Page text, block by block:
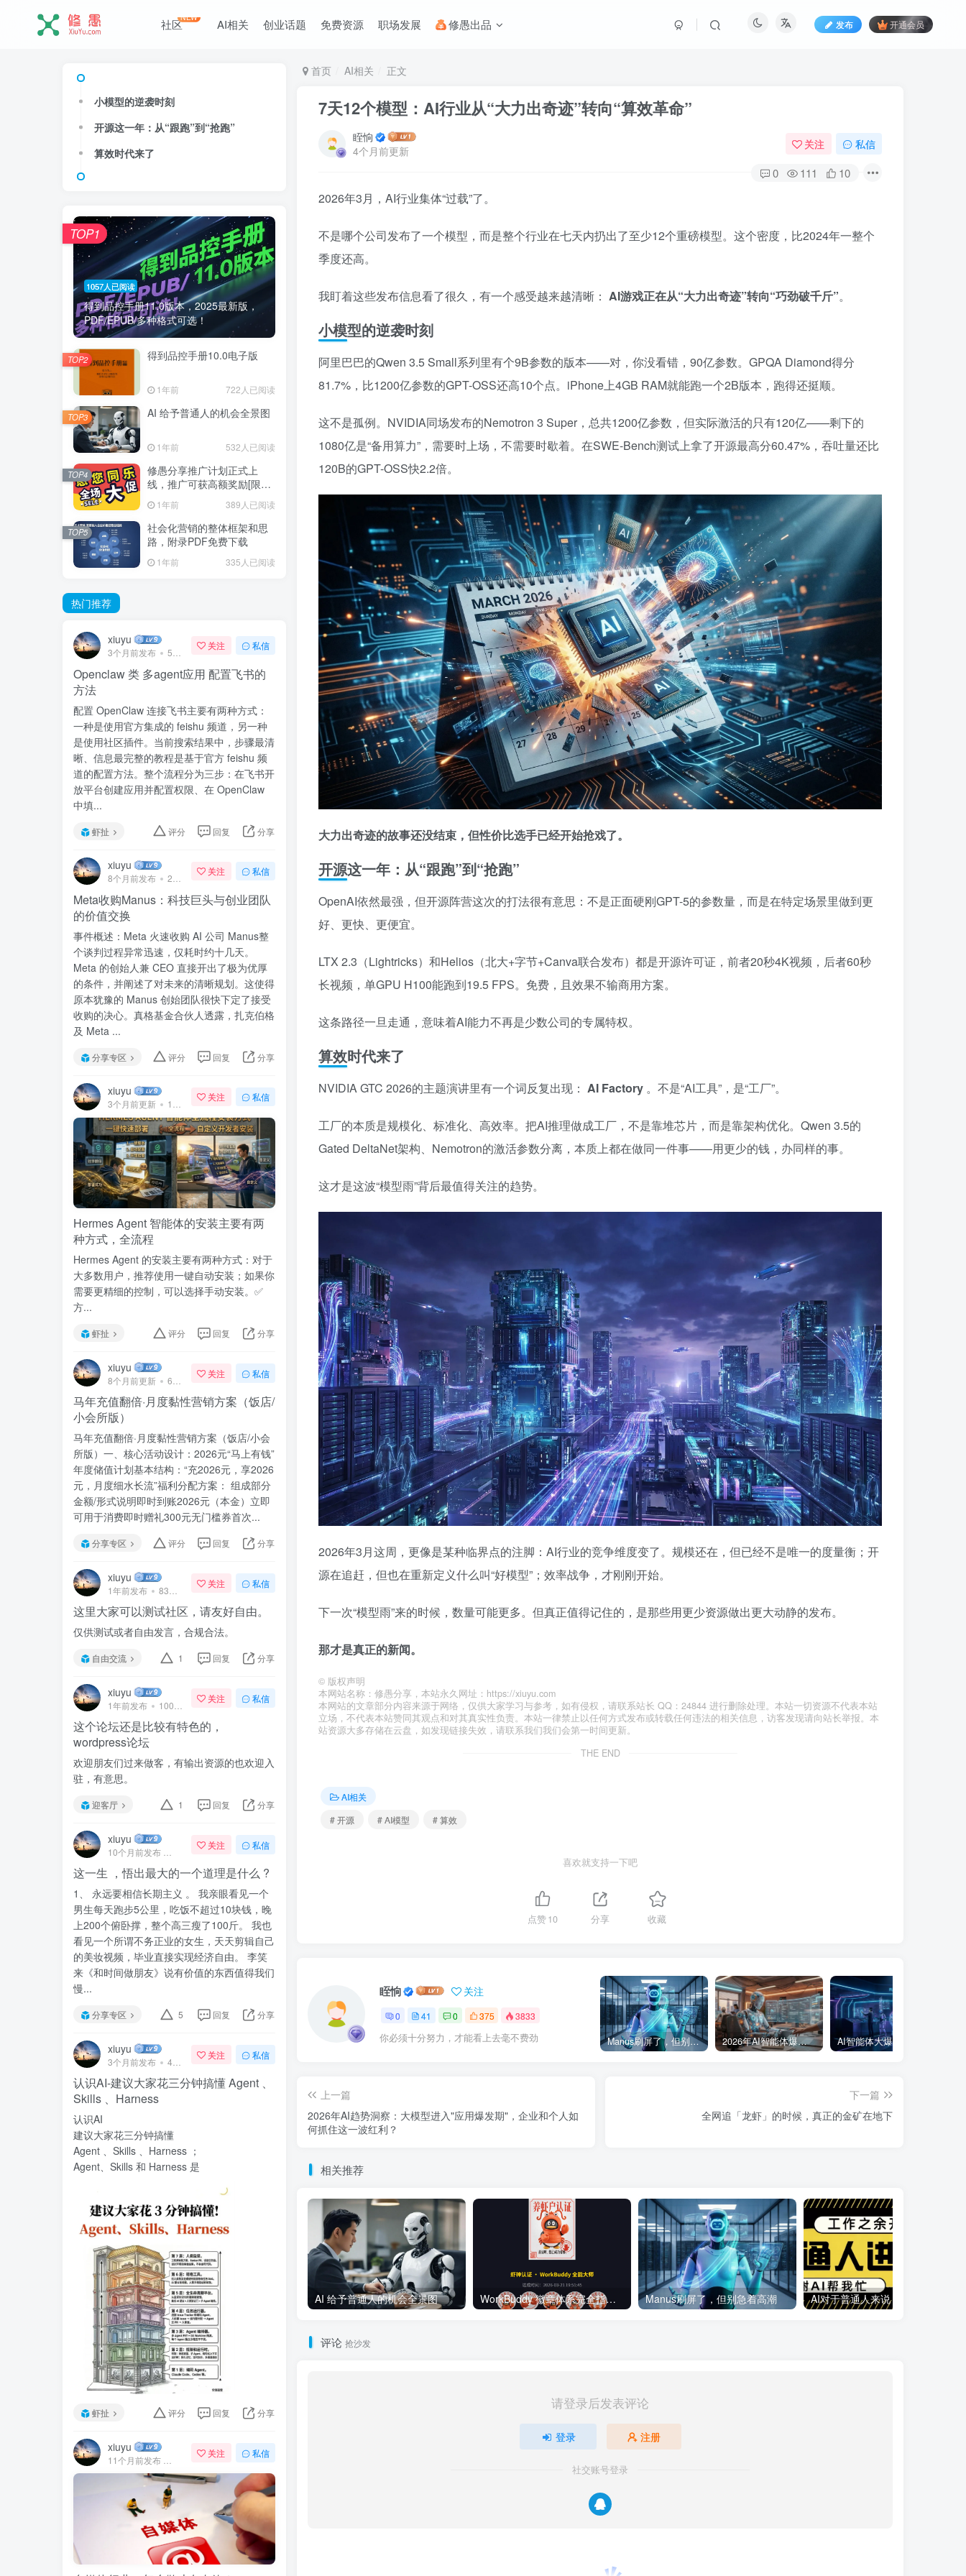
社区NEW AI相关 创业话题 免费资源 职场发展 修愚出品 发布 开通会员
首页 AI相关 正文
7天12个模型：AI行业从“大力出奇迹”转向“算效革命”
眰恦
4个月前更新
关注 私信
0 111 10
2026年3月，AI行业集体“过载”了。
不是哪个公司发布了一个模型，而是整个行业在七天内扔出了至少12个重磅模型。这个密度，比2024年一整个
季度还高。
我盯着这些发布信息看了很久，有一个感受越来越清晰： AI游戏正在从“大力出奇迹”转向“巧劲破千斤”。
小模型的逆袭时刻
阿里巴巴的Qwen 3.5 Small系列里有个9B参数的版本——对，你没看错，90亿参数。GPQA Diamond得分
81.7%，比1200亿参数的GPT-OSS还高10个点。iPhone上4GB RAM就能跑一个2B版本，跑得还挺顺。
这不是孤例。NVIDIA同场发布的Nemotron 3 Super，总共1200亿参数，但实际激活的只有120亿——剩下的
1080亿是“备用算力”，需要时上场，不需要时歇着。在SWE-Bench测试上拿了开源最高分60.47%，吞吐量还比
120B的GPT-OSS快2.2倍。
大力出奇迹的故事还没结束，但性价比选手已经开始抢戏了。
开源这一年：从“跟跑”到“抢跑”
OpenAI依然最强，但开源阵营这次的打法很有意思：不是正面硬刚GPT-5的参数量，而是在特定场景里做到更
好、更快、更便宜。
LTX 2.3（Lightricks）和Helios（北大+字节+Canva联合发布）都是开源许可证，前者20秒4K视频，后者60秒
长视频，单GPU H100能跑到19.5 FPS。免费，且效果不输商用方案。
这条路径一旦走通，意味着AI能力不再是少数公司的专属特权。
算效时代来了
NVIDIA GTC 2026的主题演讲里有一个词反复出现： AI Factory 。不是“AI工具”，是“工厂”。
工厂的本质是规模化、标准化、高效率。把AI推理做成工厂，不是靠堆芯片，而是靠架构优化。Qwen 3.5的
Gated DeltaNet架构、Nemotron的激活参数分离，本质上都在做同一件事——用更少的钱，办同样的事。
这才是这波“模型雨”背后最值得关注的趋势。
2026年3月这周，更像是某种临界点的注脚：AI行业的竞争维度变了。规模还在，但已经不是唯一的度量衡；开
源在追赶，但也在重新定义什么叫“好模型”；效率战争，才刚刚开始。
下一次“模型雨”来的时候，数量可能更多。但真正值得记住的，是那些用更少资源做出更大动静的发布。
那才是真正的新闻。
© 版权声明
本网站名称：修愚分享，本站永久网址：https://xiuyu.com
本网站的文章部分内容来源于网络，仅供大家学习与参考，如有侵权，请联系站长 QQ：24844 进行删除处理。本站一切资源不代表本站
立场，不代表本站赞同其观点和对其真实性负责。本站一律禁止以任何方式发布或转载任何违法的相关信息，访客发现请向站长举报。本
站资源大多存储在云盘，如发现链接失效，请联系我们我们会第一时间更新。
THE END
AI相关
# 开源
# AI模型 # 算效
喜欢就支持一下吧
点赞10 分享 收藏
眰恦 关注
0 41 0 375 3833
你必须十分努力，才能看上去毫不费劲 Manus刷屏了，但别急着高潮 2026年AI智能体爆发：这次AI真能干活了
上一篇
2026年AI趋势洞察：大模型进入"应用爆发期"，企业和个人如
何抓住这一波红利？
下一篇
全网追「龙虾」的时候，真正的金矿在地下
相关推荐
AI 给予普通人的机会全景图 WorkBuddy 徽章体系完全指南：从养虾新手到AI达人的进阶之路 Manus刷屏了，但别急着高潮
评论 抢沙发
请登录后发表评论
登录 注册
社交账号登录
小模型的逆袭时刻
开源这一年：从“跟跑”到“抢跑”
算效时代来了
1057人已阅读
得到品控手册11.0版本，2025最新版，
PDF/EPUB/多种格式可选！
TOP1
得到品控手册10.0电子版
1年前 722人已阅读
TOP2
AI 给予普通人的机会全景图
1年前 532人已阅读
TOP3
修愚分享推广计划正式上
线，推广可获高额奖励[限时
1年前 389人已阅读
TOP4
社会化营销的整体框架和思
路，附录PDF免费下载
1年前 335人已阅读
TOP5
热门推荐
xiuyu
3个月前发布 57次阅读
关注 私信
Openclaw 类 多agent应用 配置飞书的
方法
配置 OpenClaw 连接飞书主要有两种方式：
一种是使用官方集成的 feishu 频道，另一种
是使用社区插件。当前搜索结果中，步骤最清
晰、信息最完整的教程是基于官方 feishu 频
道的配置方法。整个流程分为三步：在飞书开
放平台创建应用并配置权限、在 OpenClaw
中填...
虾扯 评分 回复 分享
xiuyu
8个月前发布 240次阅读
关注 私信
Meta收购Manus：科技巨头与创业团队
的价值交换
事件概述：Meta 火速收购 AI 公司 Manus整
个谈判过程异常迅速，仅耗时约十几天。
Meta 的创始人兼 CEO 直接开出了极为优厚
的条件，并阐述了对未来的清晰规划。这使得
原本犹豫的 Manus 创始团队很快下定了接受
收购的决心。真格基金合伙人透露，扎克伯格
及 Meta ...
分享专区 评分 回复 分享
xiuyu
3个月前更新 143次阅读
关注 私信
Hermes Agent 智能体的安装主要有两
种方式，全流程
Hermes Agent 的安装主要有两种方式：对于
大多数用户，推荐使用一键自动安装；如果你
需要更精细的控制，可以选择手动安装。✅
方...
虾扯 评分 回复 分享
xiuyu
8个月前更新 69次阅读
关注 私信
马年充值翻倍·月度黏性营销方案（饭店/
小会所版）
马年充值翻倍·月度黏性营销方案（饭店/小会
所版）一、核心活动设计：2026元“马上有钱”
年度储值计划基本结构：“充2026元，享2026
元，月度细水长流”福利分配方案： 组成部分
金额/形式说明即时到账2026元（本金）立即
可用于消费即时赠礼300元无门槛券首次...
分享专区 评分 回复 分享
xiuyu
1年前发布 83次阅读
关注 私信
这里大家可以测试社区，请友好自由。
仅供测试或者自由发言，合规合法。
自由交流 1 回复 分享
xiuyu
1年前发布 100次阅读
关注 私信
这个论坛还是比较有特色的，
wordpress论坛
欢迎朋友们过来做客，有输出资源的也欢迎入
驻，有意思。
迎客厅 1 回复 分享
xiuyu
41次阅读
关注 私信
这一生 ，悟出最大的一个道理是什么 ?
1、 永远要相信长期主义 。 我亲眼看见一个
男生每天跑步5公里，吃饭不超过10块钱，晚
上200个俯卧撑，整个高三瘦了100斤。 我也
看见一个所谓不务正业的女生，天天剪辑自己
的美妆视频，毕业直接实现经济自由。 李笑
来《和时间做朋友》说有价值的东西值得我们
慢...
分享专区 5 回复 分享
xiuyu
3个月前发布 47次阅读
关注 私信
认识AI-建议大家花三分钟搞懂 Agent 、
Skills 、Harness
认识AI
建议大家花三分钟搞懂
Agent 、Skills 、Harness ；
Agent、Skills 和 Harness 是
虾扯 评分 回复 分享
xiuyu
81次阅读
关注 私信